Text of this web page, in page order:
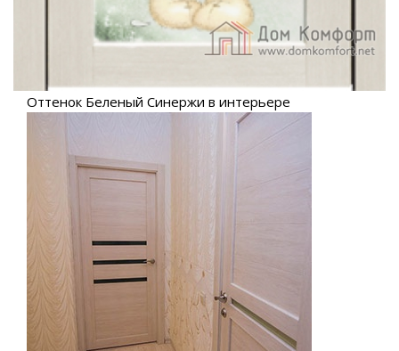
Оттенок Беленый Синержи в интерьере